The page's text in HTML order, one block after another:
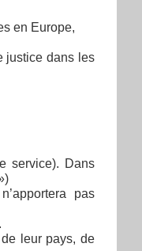
en Europe,
justice dans les
service). Dans
pas
leur pays, de